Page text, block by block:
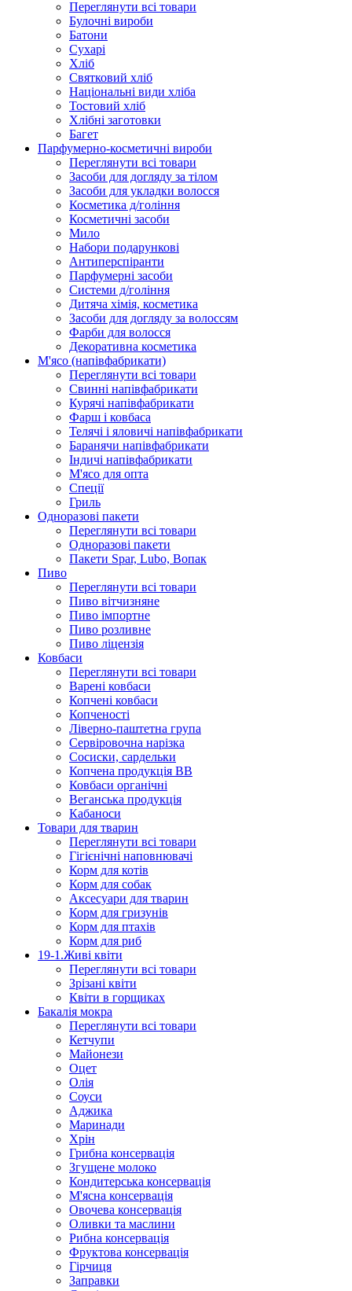
Переглянути всі товари
Булочні вироби
Батони
Сухарі
Хліб
Святковий хліб
Національні види хліба
Тостовий хліб
Хлібні заготовки
Багет
Парфумерно-косметичні вироби
Переглянути всі товари
Засоби для догляду за тілом
Засоби для укладки волосся
Косметика д/гоління
Косметичні засоби
Мило
Набори подарункові
Антиперспіранти
Парфумерні засоби
Системи д/гоління
Дитяча хімія, косметика
Засоби для догляду за волоссям
Фарби для волосся
Декоративна косметика
М'ясо (напiвфабрикати)
Переглянути всі товари
Свиннi напiвфабрикати
Курячi напiвфабрикати
Фарш i ковбаса
Телячi i яловичi напiвфабрикати
Баранячи напiвфабрикати
Iндичi напiвфабрикати
М'ясо для опта
Спеції
Гриль
Одноразові пакети
Переглянути всі товари
Одноразові пакети
Пакети Spar, Lubo, Вопак
Пиво
Переглянути всі товари
Пиво вітчизняне
Пиво імпортне
Пиво розливне
Пиво ліцензія
Ковбаси
Переглянути всі товари
Варені ковбаси
Копчені ковбаси
Копченості
Ліверно-паштетна група
Сервіровочна нарізка
Сосиски, сардельки
Копчена продукція ВВ
Ковбаси органічні
Веганська продукція
Кабаноси
Товари для тварин
Переглянути всі товари
Гігієнічні наповнювачі
Корм для котів
Корм для собак
Аксесуари для тварин
Корм для гризунів
Корм для птахів
Корм для риб
19-1.Живі квіти
Переглянути всі товари
Зрізані квіти
Квіти в горщиках
Бакалія мокра
Переглянути всі товари
Кетчупи
Майонези
Оцет
Олія
Соуси
Аджика
Маринади
Хрін
Грибна консервація
Згущене молоко
Кондитерська консервація
М'ясна консервація
Овочева консервація
Оливки та маслини
Рибна консервація
Фруктова консервація
Гірчиця
Заправки